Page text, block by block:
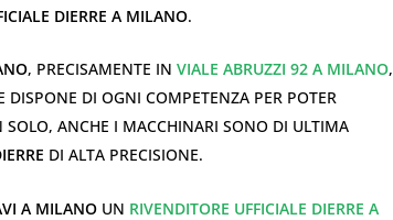
DIERRE A MILANO.
, PRECISAMENTE IN VIALE ABRUZZI 92 A MILANO,
DISPONE DI OGNI COMPETENZA PER POTER
ANCHE I MACCHINARI SONO DI ULTIMA
DI ALTA PRECISIONE.
A MILANO UN RIVENDITORE UFFICIALE DIERRE A